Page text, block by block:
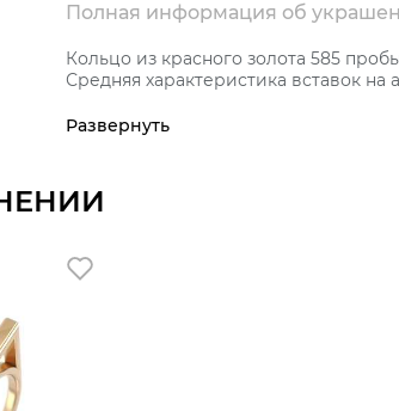
Полная информация об
Кольцо из красного золота 585
Средняя характеристика вставок на
Развернуть